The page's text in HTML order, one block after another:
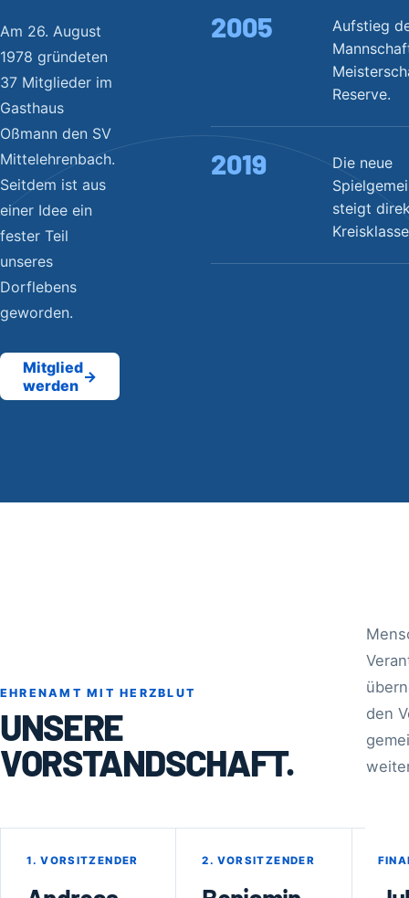
Am 26. August
1978 gründeten
37 Mitglieder im
Gasthaus
Oßmann den SV
Mittelehrenbach.
Seitdem ist aus
einer Idee ein
fester Teil
unseres
Dorflebens
geworden.
Mitglied
werden →
2005
Aufstieg
Reserve.
2019
Die neue
steigt
EHRENAMT MIT HERZBLUT
UNSERE
VORSTANDSCHAFT.
den
1. VORSITZENDER 2. VORSITZENDER